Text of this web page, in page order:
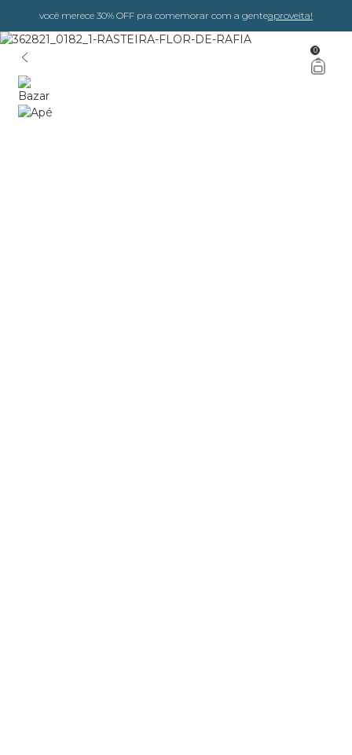
você merece 30% OFF pra comemorar com a genteaproveita!
0